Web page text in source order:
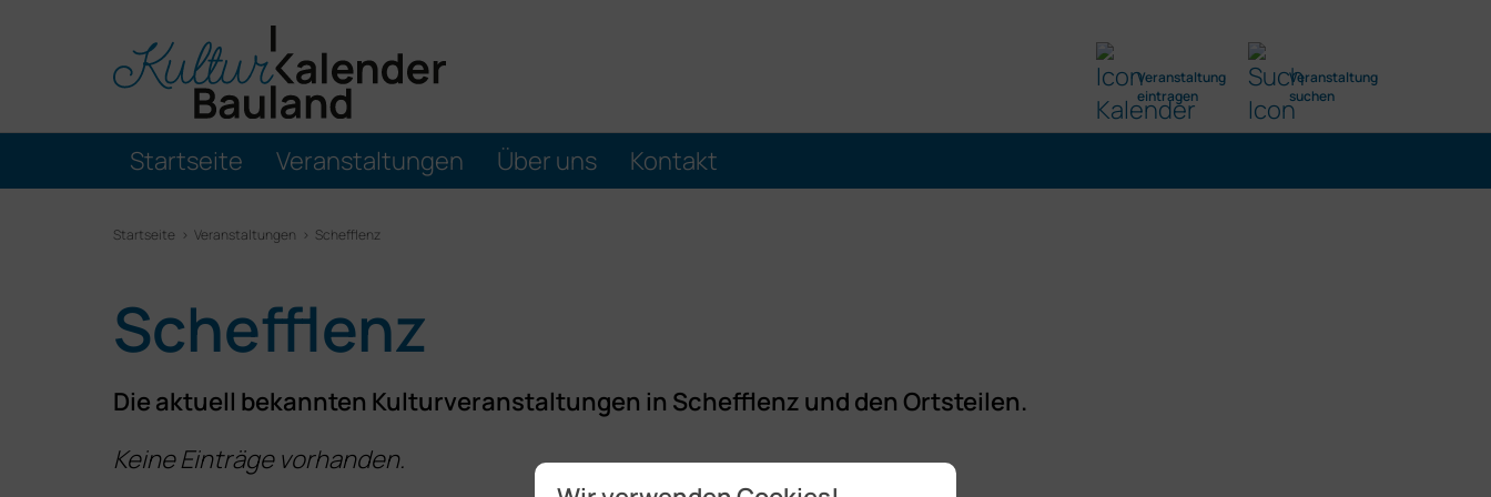
Veranstaltung
eintragen
Veranstaltung
suchen
Startseite Veranstaltungen Über uns Kontakt
Startseite Veranstaltungen Schefflenz
Schefflenz
Die aktuell bekannten Kulturveranstaltungen in Schefflenz und den Ortsteilen.
Keine Einträge vorhanden.